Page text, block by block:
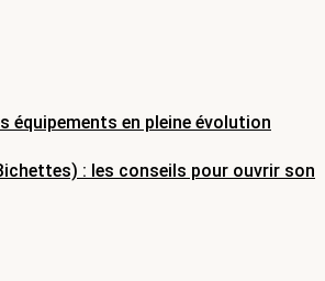
équipements en pleine évolution
: les conseils pour ouvrir son